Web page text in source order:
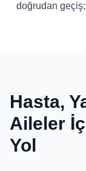
doğrudan
Hasta,
Aileler
Yol